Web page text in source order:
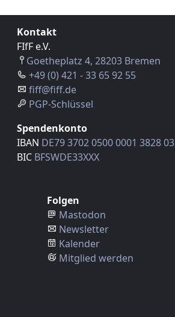
Kontakt
FIfF e.V.
Goetheplatz 4, 28203 Bremen
+49 (0) 421 - 33 65 92 55
fiff@fiff.de
PGP-Schlüssel
Spendenkonto
IBAN DE79 3702 0500 0001 3828 03
BIC BFSWDE33XXX
Folgen
Mastodon
Newsletter
Kalender
Mitglied werden